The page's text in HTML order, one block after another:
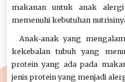
makanan untuk anak
memenuhi kebutuhan
Anak-anak yang
kekebalan tubuh yang
protein yang ada pada
jenis protein yang menjadi